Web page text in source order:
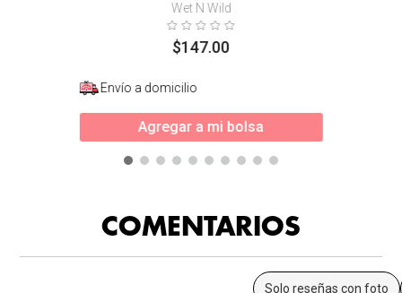
Wet N Wild
$147.00
Envío a domicilio
Agregar a mi bolsa
COMENTARIOS
Solo reseñas con foto